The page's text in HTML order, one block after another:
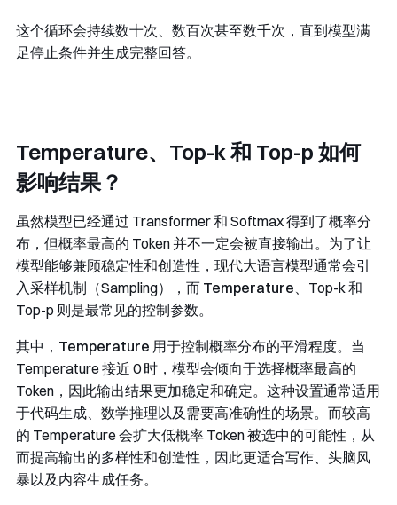
这个循环会持续数十次、数百次甚至数千次，直到模型满
足停止条件并生成完整回答。
Temperature、Top-k 和 Top-p 如何
影响结果？
虽然模型已经通过 Transformer 和 Softmax 得到了概率分
布，但概率最高的 Token 并不一定会被直接输出。为了让
模型能够兼顾稳定性和创造性，现代大语言模型通常会引
入采样机制（Sampling），而 ​ Temperature ​、Top-k 和
Top-p 则是最常见的控制参数。
其中， Temperature 用于控制概率分布的平滑程度。当
Temperature 接近 0 时，模型会倾向于选择概率最高的
Token，因此输出结果更加稳定和确定。这种设置通常适用
于代码生成、数学推理以及需要高准确性的场景。而较高
的 Temperature 会扩大低概率 Token 被选中的可能性，从
而提高输出的多样性和创造性，因此更适合写作、头脑风
暴以及内容生成任务。